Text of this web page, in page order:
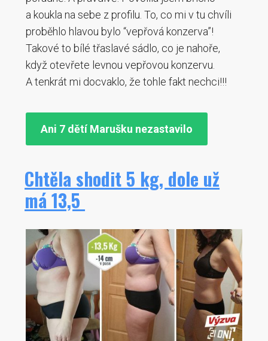
a koukla na sebe z profilu. To, co mi v tu chvíli
proběhlo hlavou bylo “vepřová konzerva”!
Takové to bílé třaslavé sádlo, co je nahoře,
když otevřete levnou vepřovou konzervu.
A tenkrát mi docvaklo, že tohle fakt nechci!!!
Ani 7 dětí Marušku nezastavilo
Chtěla shodit 5 kg, dole už
má 13,5